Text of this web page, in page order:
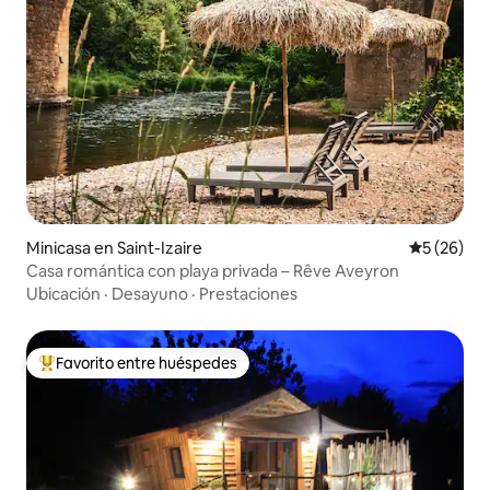
Minicasa en Saint-Izaire
5 (26)
Casa romántica con playa privada – Rêve Aveyron
Ubicación · Desayuno · Prestaciones
Favorito entre los huéspedes más destacados
Favorito entre huéspedes